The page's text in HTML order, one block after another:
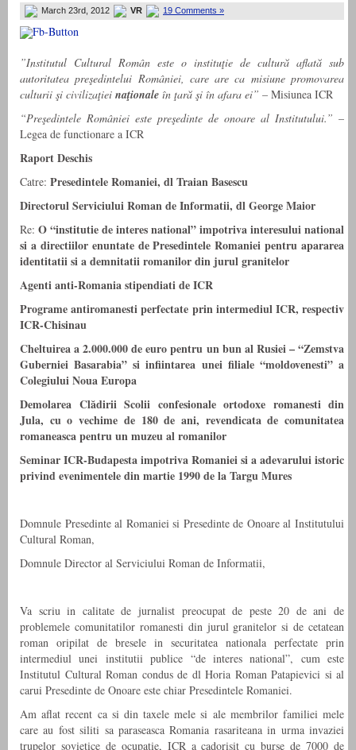
March 23rd, 2012 VR 19 Comments »
”Institutul Cultural Român este o instituţie de cultură aflată sub
autoritatea preşedintelui României, care are ca misiune promovarea
culturii şi civilizaţiei naţionale în ţară şi în afara ei” – Misiunea ICR
“Preşedintele României este preşedinte de onoare al Institutului.” –
Legea de functionare a ICR
Raport Deschis
Catre: Presedintele Romaniei, dl Traian Basescu
Directorul Serviciului Roman de Informatii, dl George Maior
Re: O “institutie de interes national” impotriva interesului national
si a directiilor enuntate de Presedintele Romaniei pentru apararea
identitatii si a demnitatii romanilor din jurul granitelor
Agenti anti-Romania stipendiati de ICR
Programe antiromanesti perfectate prin intermediul ICR, respectiv
ICR-Chisinau
Cheltuirea a 2.000.000 de euro pentru un bun al Rusiei – “Zemstva
Guberniei Basarabia” si infiintarea unei filiale “moldovenesti” a
Colegiului Noua Europa
Demolarea Clădirii Scolii confesionale ortodoxe romanesti din
Jula, cu o vechime de 180 de ani, revendicata de comunitatea
romaneasca pentru un muzeu al romanilor
Seminar ICR-Budapesta impotriva Romaniei si a adevarului istoric
privind evenimentele din martie 1990 de la Targu Mures
Domnule Presedinte al Romaniei si Presedinte de Onoare al Institutului
Cultural Roman,
Domnule Director al Serviciului Roman de Informatii,
Va scriu in calitate de jurnalist preocupat de peste 20 de ani de
problemele comunitatilor romanesti din jurul granitelor si de cetatean
roman oripilat de bresele in securitatea nationala perfectate prin
intermediul unei institutii publice “de interes national”, cum este
Institutul Cultural Roman condus de dl Horia Roman Patapievici si al
carui Presedinte de Onoare este chiar Presedintele Romaniei.
Am aflat recent ca si din taxele mele si ale membrilor familiei mele
care au fost siliti sa paraseasca Romania rasariteana in urma invaziei
trupelor sovietice de ocupatie, ICR a cadorisit cu burse de 7000 de